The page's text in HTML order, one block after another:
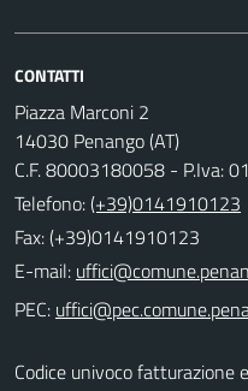
CONTATTI
Piazza Marconi 2
14030 Penango (AT)
C.F. 80003180058 - P.Iva:
Telefono:(+39)0141910123
Fax: (+39)0141910123
E-mail:
PEC:
Codice univoco fatturazione